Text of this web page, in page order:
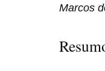
Marcos